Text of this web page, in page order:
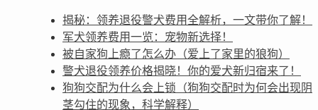
揭秘：领养退役警犬费用全解析，一文带你了解！
军犬领养费用一览：宠物新选择！
被自家狗上瘾了怎么办（爱上了家里的狼狗）
警犬退役领养价格揭晓！你的爱犬新归宿来了！
狗狗交配为什么会上锁（狗狗交配时为何会出现阴
茎勾住的现象，科学解释）